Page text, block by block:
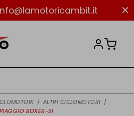
/ ALTRI CICLOMOTORI /
BOXER-SI